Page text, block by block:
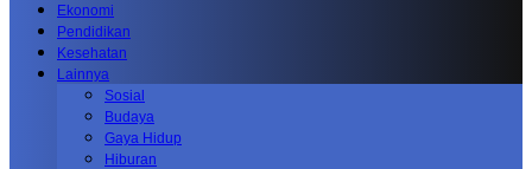
Ekonomi
Pendidikan
Kesehatan
Lainnya
Sosial
Budaya
Gaya Hidup
Hiburan